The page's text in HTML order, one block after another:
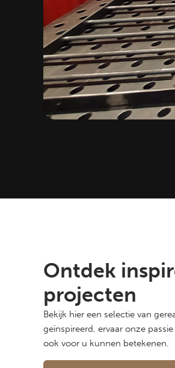
Ontdek
projecten
Bekijk hier een selectie van
geïnspireerd, ervaar onze
ook voor u kunnen betekenen.